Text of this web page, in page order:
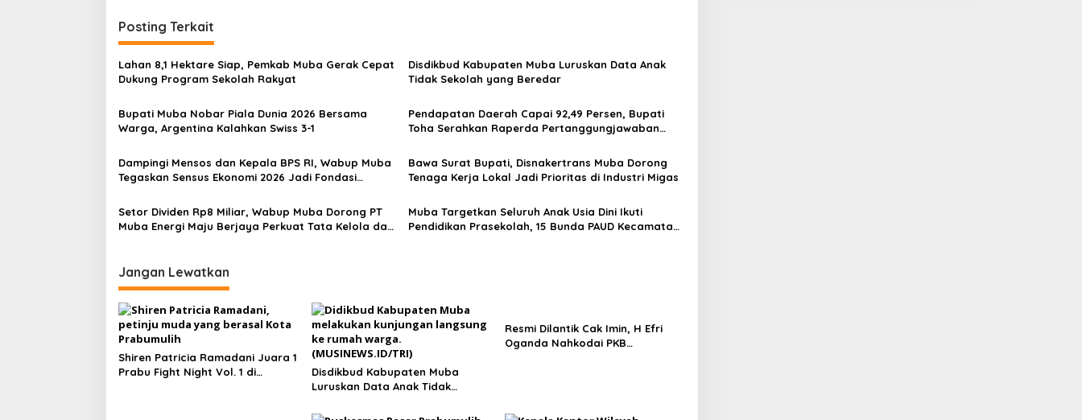
i
g
a
i
p
o
s
Posting Terkait
Lahan 8,1 Hektare Siap, Pemkab Muba Gerak Cepat
Dukung Program Sekolah Rakyat
Disdikbud Kabupaten Muba Luruskan Data Anak
Tidak Sekolah yang Beredar
Bupati Muba Nobar Piala Dunia 2026 Bersama
Warga, Argentina Kalahkan Swiss 3-1
Pendapatan Daerah Capai 92,49 Persen, Bupati
Toha Serahkan Raperda Pertanggungjawaban
Dampingi Mensos dan Kepala BPS RI, Wabup Muba
Tegaskan Sensus Ekonomi 2026 Jadi Fondasi
Bawa Surat Bupati, Disnakertrans Muba Dorong
Tenaga Kerja Lokal Jadi Prioritas di Industri Migas
Setor Dividen Rp8 Miliar, Wabup Muba Dorong PT
Muba Energi Maju Berjaya Perkuat Tata Kelola dan
Muba Targetkan Seluruh Anak Usia Dini Ikuti
Pendidikan Prasekolah, 15 Bunda PAUD Kecamatan
Jangan Lewatkan
Shiren Patricia Ramadani Juara 1
Prabu Fight Night Vol. 1 di
Disdikbud Kabupaten Muba
Luruskan Data Anak Tidak
Resmi Dilantik Cak Imin, H Efri
Oganda Nahkodai PKB